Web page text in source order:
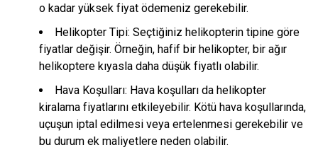
o kadar yüksek fiyat ödemeniz gerekebilir.
Helikopter Tipi: Seçtiğiniz helikopterin tipine göre
fiyatlar değişir. Örneğin, hafif bir helikopter, bir ağır
helikoptere kıyasla daha düşük fiyatlı olabilir.
Hava Koşulları: Hava koşulları da helikopter
kiralama fiyatlarını etkileyebilir. Kötü hava koşullarında,
uçuşun iptal edilmesi veya ertelenmesi gerekebilir ve
bu durum ek maliyetlere neden olabilir.